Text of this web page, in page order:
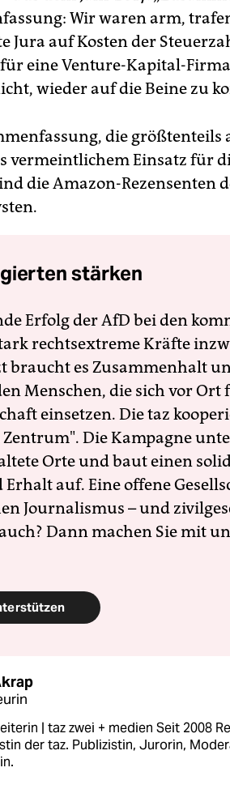
Wir waren arm,
Jura auf Kosten der
eine Venture-Kapital-
wieder auf die Beine zu
die
vermeintlichem Einsatz für
die Amazon-Rezensenten
stärken
Erfolg der AfD bei den
rechtsextreme Kräfte
braucht es Zusammenhalt
Menschen, die sich vor Ort
einsetzen. Die taz
Die Kampagne
Orte und baut einen
Erhalt auf. Eine offene
Journalismus – und
Dann machen Sie mit
| taz zwei + medien Seit 2008
der taz. Publizistin, Jurorin,